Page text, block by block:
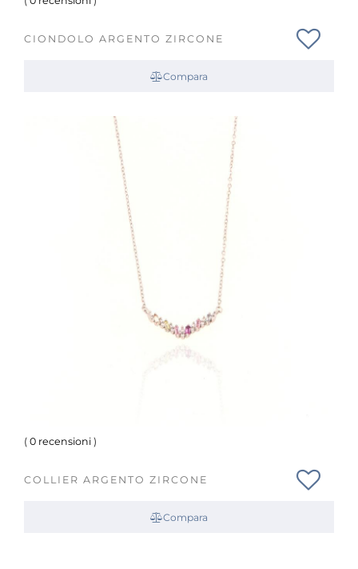
CIONDOLO ARGENTO ZIRCONE
Compara
( 0 recensioni )
COLLIER ARGENTO ZIRCONE
Compara